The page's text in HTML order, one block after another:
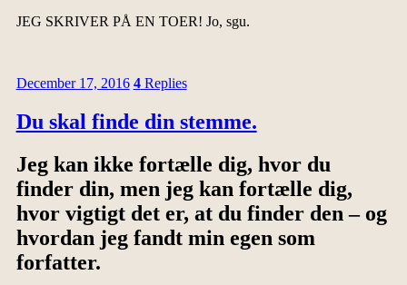
JEG SKRIVER PÅ EN TOER! Jo, sgu.
December 17, 2016 4Replies
Du skal finde din stemme.
Jeg kan ikke fortælle dig, hvor du
finder din, men jeg kan fortælle dig,
hvor vigtigt det er, at du finder den – og
hvordan jeg fandt min egen som
forfatter.